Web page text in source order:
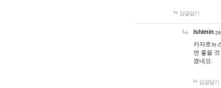
답글달기
lshimin
카자흐뉴
면 좋을
겠네요.
답글달기